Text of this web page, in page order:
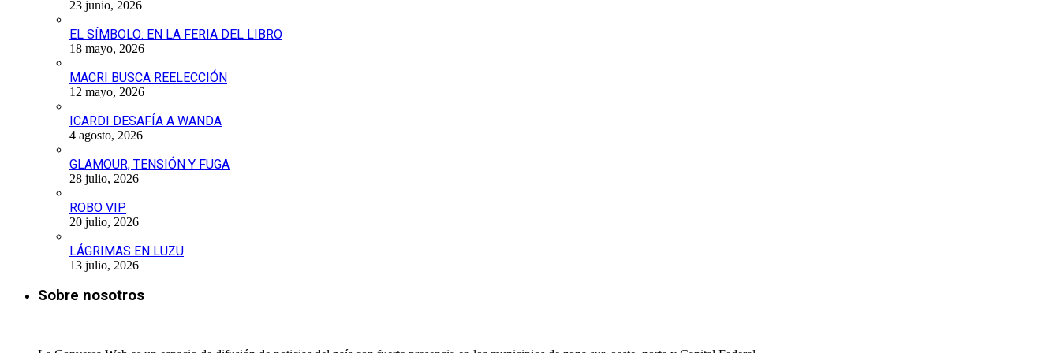
23 junio, 2026
EL SÍMBOLO: EN LA FERIA DEL LIBRO
18 mayo, 2026
MACRI BUSCA REELECCIÓN
12 mayo, 2026
ICARDI DESAFÍA A WANDA
4 agosto, 2026
GLAMOUR, TENSIÓN Y FUGA
28 julio, 2026
ROBO VIP
20 julio, 2026
LÁGRIMAS EN LUZU
13 julio, 2026
Sobre nosotros